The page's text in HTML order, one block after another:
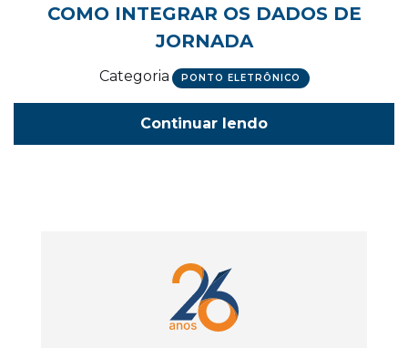
COMO INTEGRAR OS DADOS DE
JORNADA
Categoria PONTO ELETRÔNICO
Continuar lendo